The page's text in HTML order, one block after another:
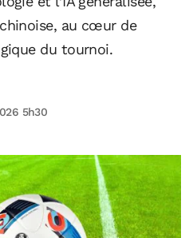
au cœur de
du tournoi.
5h30